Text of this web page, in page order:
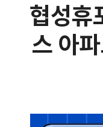
협성휴
스 아